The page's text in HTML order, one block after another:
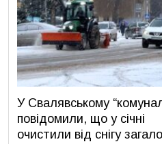
У Свалявському
повідомили, що у січні
очистили від снігу